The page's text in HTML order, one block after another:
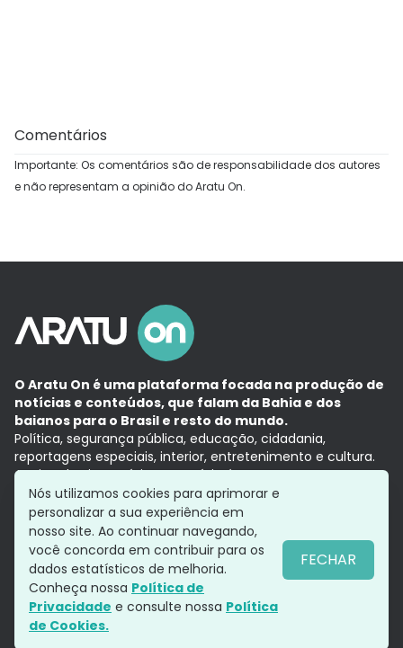
Comentários
Importante: Os comentários são de responsabilidade dos autores
e não representam a opinião do Aratu On.
O Aratu On é uma plataforma focada na produção de
notícias e conteúdos, que falam da Bahia e dos
baianos para o Brasil e resto do mundo.
Política, segurança pública, educação, cidadania,
reportagens especiais, interior, entretenimento e cultura.
Aqui, tudo vira notícia e a notícia é no tempo presente,
com a credibilidade do Grupo Aratu.
Grupo Aratu
Política de privacidade
Siga-nos
Nós utilizamos cookies para aprimorar e
personalizar a sua experiência em
nosso site. Ao continuar navegando,
você concorda em contribuir para os
dados estatísticos de melhoria.
Conheça nossa Política de
Privacidade e consulte nossa Política
de Cookies.
FECHAR